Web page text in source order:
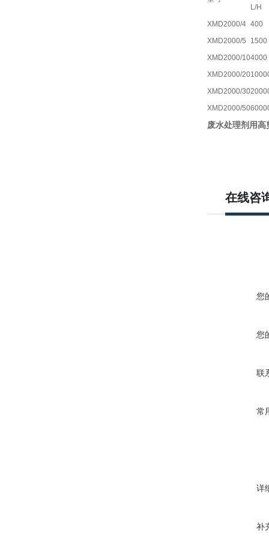
L/H
XMD2000/4 400
XMD2000/5
1500
XMD2000/104000
XMD2000/20
XMD2000/30
XMD2000/50
废水处理剂用高
在线咨
您
您
联
常
详
补